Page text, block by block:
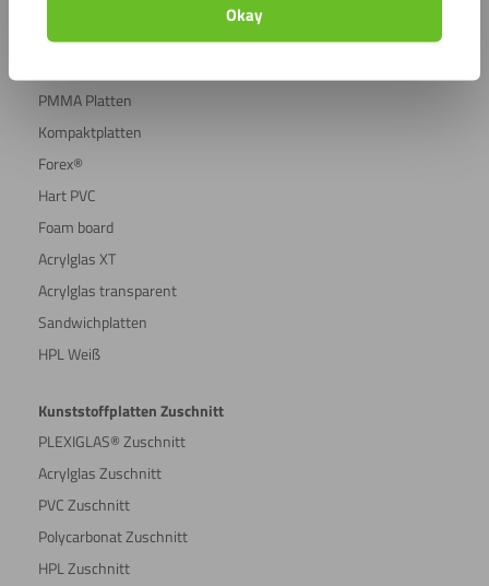
Okay
Alu Dibond®
PMMA Platten
Kompaktplatten
Forex®
Hart PVC
Foam board
Acrylglas XT
Acrylglas transparent
Sandwichplatten
HPL Weiß
Kunststoffplatten Zuschnitt
PLEXIGLAS® Zuschnitt
Acrylglas Zuschnitt
PVC Zuschnitt
Polycarbonat Zuschnitt
HPL Zuschnitt